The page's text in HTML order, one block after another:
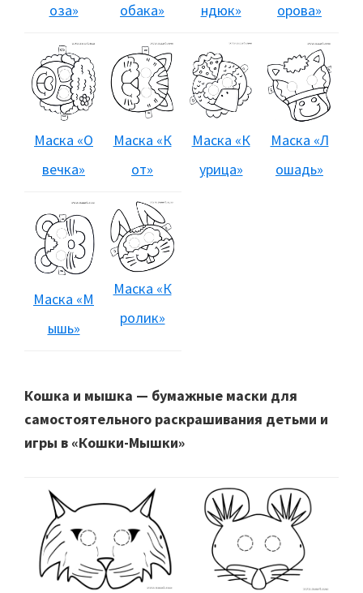
оза»
обака»
ндюк»
орова»
Маска «О
вечка»
Маска «К
от»
Маска «К
урица»
Маска «Л
ошадь»
Маска «М
ышь»
Маска «К
ролик»
Кошка и мышка — бумажные маски для
самостоятельного раскрашивания детьми и
игры в «Кошки-Мышки»